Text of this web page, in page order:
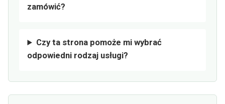
zamówić?
Czy ta strona pomoże mi wybrać
odpowiedni rodzaj usługi?